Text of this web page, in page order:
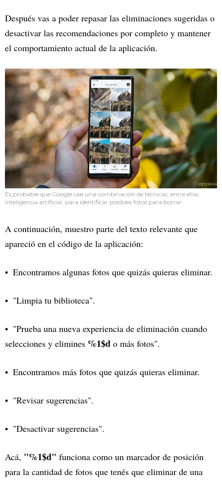
Después vas a poder repasar las eliminaciones sugeridas o
desactivar las recomendaciones por completo y mantener
el comportamiento actual de la aplicación.
Es probable que Google use una combinación de técnicas, entre ellas
inteligencia artificial, para identificar posibles fotos para borrar.
A continuación, muestro parte del texto relevante que
apareció en el código de la aplicación:
Encontramos algunas fotos que quizás quieras eliminar.
"Limpia tu biblioteca".
"Prueba una nueva experiencia de eliminación cuando
selecciones y elimines %1$d o más fotos".
Encontramos más fotos que quizás quieras eliminar.
"Revisar sugerencias".
"Desactivar sugerencias".
Acá, "%1$d" funciona como un marcador de posición
para la cantidad de fotos que tenés que eliminar de una